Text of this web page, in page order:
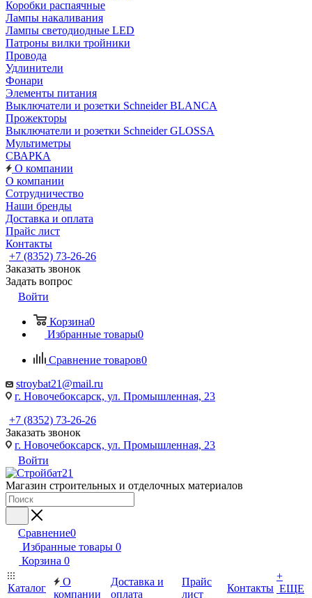
Коробки распаячные
Лампы накаливания
Лампы светодиодные LED
Патроны вилки тройники
Провода
Удлинители
Фонари
Элементы питания
Выключатели и розетки Schneider BLANCA
Прожекторы
Выключатели и розетки Schneider GLOSSA
Мультиметры
СВАРКА
О компании
О компании
Сотрудничество
Наши бренды
Доставка и оплата
Прайс лист
Контакты
+7 (8352) 73-26-26
Заказать звонок
Задать вопрос
Войти
Корзина0
Избранные товары0
Сравнение товаров0
stroybat21@mail.ru
г. Новочебоксарск, ул. Промышленная, 23
+7 (8352) 73-26-26
Заказать звонок
г. Новочебоксарск, ул. Промышленная, 23
Войти
Магазин строительных и отделочных материалов
Сравнение0
Избранные товары 0
Корзина 0
Каталог
О
компании
Доставка и
оплата
Прайс
лист
Контакты
+
ЕЩЕ